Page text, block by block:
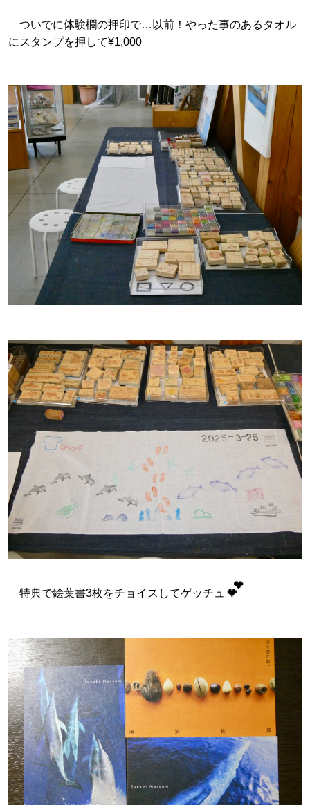
ついでに体験欄の押印で…以前！やった事のあるタオル
にスタンプを押して¥1,000
特典で絵葉書3枚をチョイスしてゲッチュ 💕